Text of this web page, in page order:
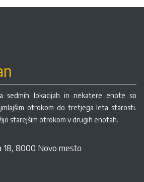
sedmih lokacijah in nekatere enote so
otrokom do tretjega leta starosti.
starejšim otrokom v drugih enotah.
18, 8000 Novo mesto